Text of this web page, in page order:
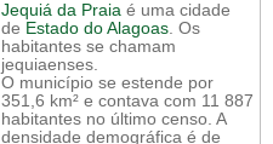
Jequiá da Praia é uma cidade
de Estado do Alagoas. Os
habitantes se chamam
jequiaenses.
O município se estende por
351,6 km² e contava com 11 887
habitantes no último censo. A
densidade demográfica é de